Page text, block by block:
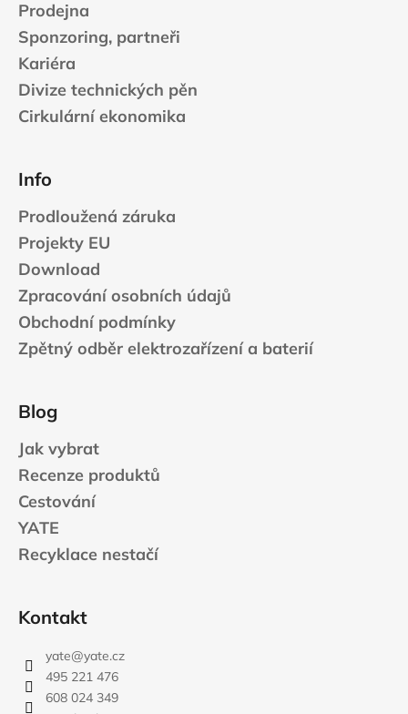
Prodejna
Sponzoring, partneři
Kariéra
Divize technických pěn
Cirkulární ekonomika
Info
Prodloužená záruka
Projekty EU
Download
Zpracování osobních údajů
Obchodní podmínky
Zpětný odběr elektrozařízení a baterií
Blog
Jak vybrat
Recenze produktů
Cestování
YATE
Recyklace nestačí
Kontakt
yate@yate.cz
495 221 476
608 024 349